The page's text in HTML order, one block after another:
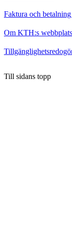
Faktura och
Om KTH:s
Till sidans topp